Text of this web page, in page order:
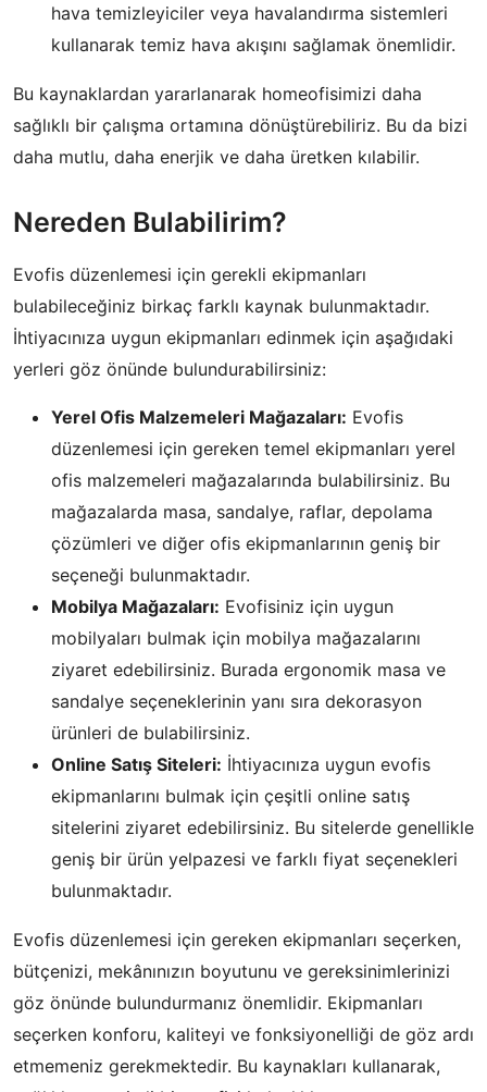
hava temizleyiciler veya havalandırma sistemleri
kullanarak temiz hava akışını sağlamak önemlidir.
Bu kaynaklardan yararlanarak homeofisimizi daha
sağlıklı bir çalışma ortamına dönüştürebiliriz. Bu da bizi
daha mutlu, daha enerjik ve daha üretken kılabilir.
Nereden Bulabilirim?
Evofis düzenlemesi için gerekli ekipmanları
bulabileceğiniz birkaç farklı kaynak bulunmaktadır.
İhtiyacınıza uygun ekipmanları edinmek için aşağıdaki
yerleri göz önünde bulundurabilirsiniz:
Yerel Ofis Malzemeleri Mağazaları: Evofis
düzenlemesi için gereken temel ekipmanları yerel
ofis malzemeleri mağazalarında bulabilirsiniz. Bu
mağazalarda masa, sandalye, raflar, depolama
çözümleri ve diğer ofis ekipmanlarının geniş bir
seçeneği bulunmaktadır.
Mobilya Mağazaları: Evofisiniz için uygun
mobilyaları bulmak için mobilya mağazalarını
ziyaret edebilirsiniz. Burada ergonomik masa ve
sandalye seçeneklerinin yanı sıra dekorasyon
ürünleri de bulabilirsiniz.
Online Satış Siteleri: İhtiyacınıza uygun evofis
ekipmanlarını bulmak için çeşitli online satış
sitelerini ziyaret edebilirsiniz. Bu sitelerde genellikle
geniş bir ürün yelpazesi ve farklı fiyat seçenekleri
bulunmaktadır.
Evofis düzenlemesi için gereken ekipmanları seçerken,
bütçenizi, mekânınızın boyutunu ve gereksinimlerinizi
göz önünde bulundurmanız önemlidir. Ekipmanları
seçerken konforu, kaliteyi ve fonksiyonelliği de göz ardı
etmemeniz gerekmektedir. Bu kaynakları kullanarak,